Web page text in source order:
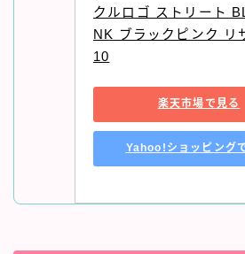
クルロゴ ストリート
NK ブラックピンク リ
10
楽天市場で見る
Yahoo!ショッピング